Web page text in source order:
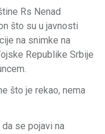
Rs Nenad
što su u javnosti
na snimke na
Republike Srbije
što je rekao, nema
se pojavi na